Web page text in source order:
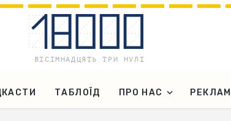
ТАБЛОЇД ПРО НАС